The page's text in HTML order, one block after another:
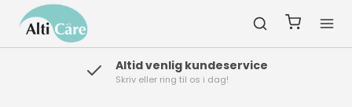
Fortrydelsesret
Der er 14 dages fortrydelsesret